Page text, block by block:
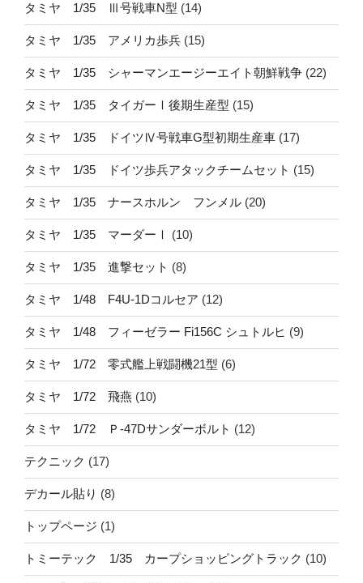
タミヤ 1/35 Ⅲ号戦車N型 (14)
タミヤ 1/35 アメリカ歩兵 (15)
タミヤ 1/35 シャーマンエージーエイト朝鮮戦争 (22)
タミヤ 1/35 タイガーⅠ後期生産型 (15)
タミヤ 1/35 ドイツⅣ号戦車G型初期生産車 (17)
タミヤ 1/35 ドイツ歩兵アタックチームセット (15)
タミヤ 1/35 ナースホルン フンメル (20)
タミヤ 1/35 マーダーⅠ (10)
タミヤ 1/35 進撃セット (8)
タミヤ 1/48 F4U-1Dコルセア (12)
タミヤ 1/48 フィーゼラー Fi156C シュトルヒ (9)
タミヤ 1/72 零式艦上戦闘機21型 (6)
タミヤ 1/72 飛燕 (10)
タミヤ 1/72 Ｐ-47Dサンダーボルト (12)
テクニック (17)
デカール貼り (8)
トップページ (1)
トミーテック 1/35 カープショッピングトラック (10)